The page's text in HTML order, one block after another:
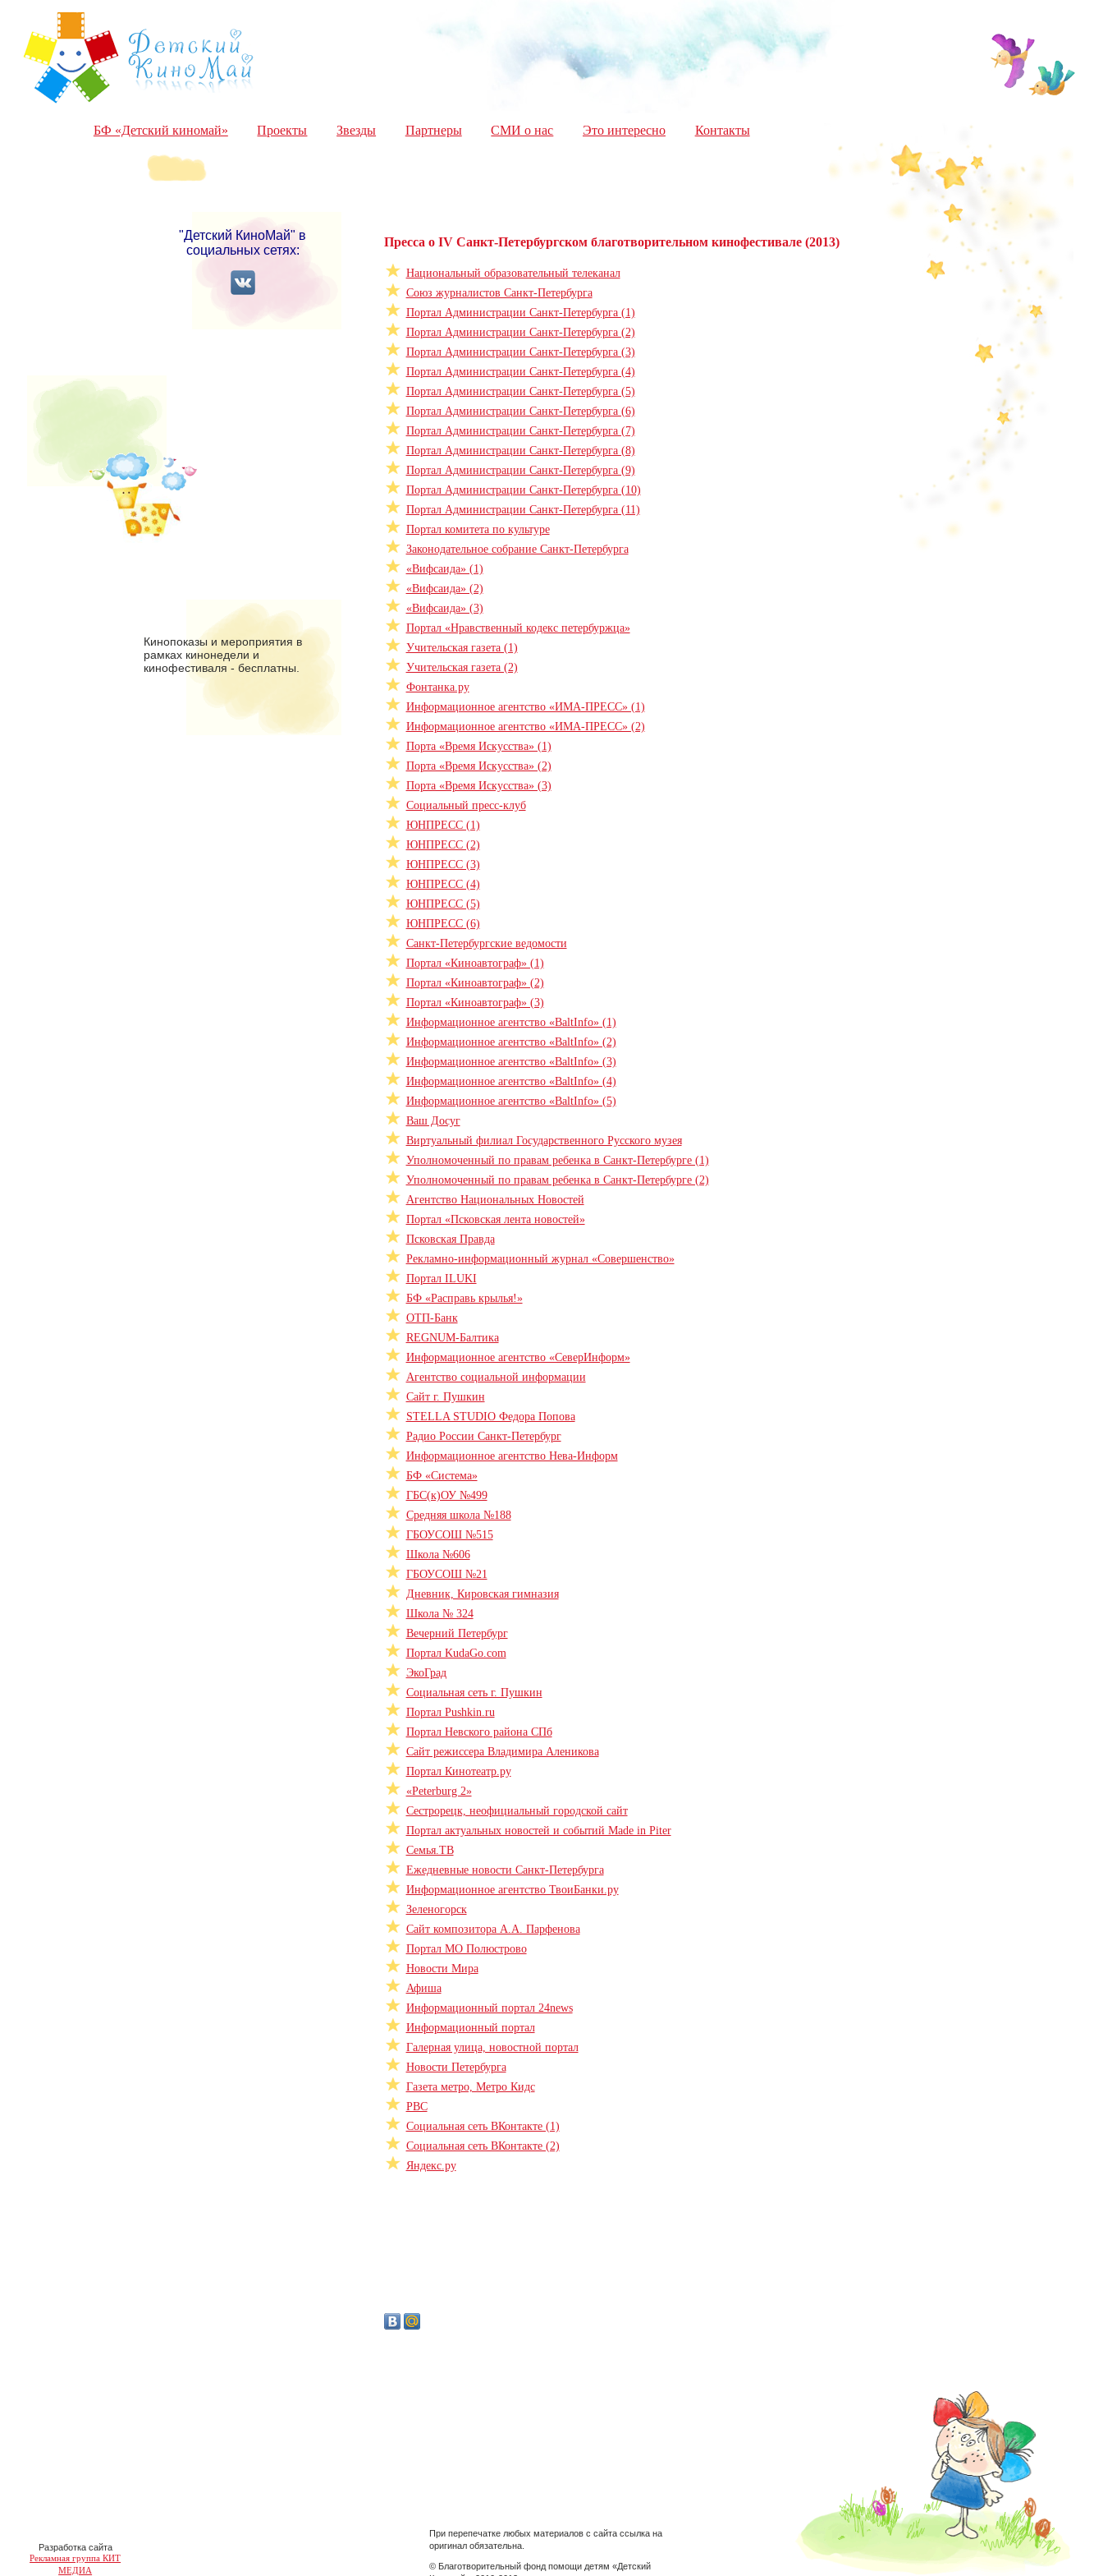
БФ «Детский киномай» Проекты Звезды Партнеры СМИ о нас Это интересно Контакты
"Детский КиноМай" в
социальных сетях:
Кинопоказы и мероприятия в
рамках кинонедели и
кинофестиваля - бесплатны.
Пресса о IV Санкт-Петербургском благотворительном кинофестивале (2013)
Национальный образовательный телеканал
Союз журналистов Санкт-Петербурга
Портал Администрации Санкт-Петербурга (1)
Портал Администрации Санкт-Петербурга (2)
Портал Администрации Санкт-Петербурга (3)
Портал Администрации Санкт-Петербурга (4)
Портал Администрации Санкт-Петербурга (5)
Портал Администрации Санкт-Петербурга (6)
Портал Администрации Санкт-Петербурга (7)
Портал Администрации Санкт-Петербурга (8)
Портал Администрации Санкт-Петербурга (9)
Портал Администрации Санкт-Петербурга (10)
Портал Администрации Санкт-Петербурга (11)
Портал комитета по культуре
Законодательное собрание Санкт-Петербурга
«Вифсаида» (1)
«Вифсаида» (2)
«Вифсаида» (3)
Портал «Нравственный кодекс петербуржца»
Учительская газета (1)
Учительская газета (2)
Фонтанка.ру
Информационное агентство «ИМА-ПРЕСС» (1)
Информационное агентство «ИМА-ПРЕСС» (2)
Порта «Время Искусства» (1)
Порта «Время Искусства» (2)
Порта «Время Искусства» (3)
Социальный пресс-клуб
ЮНПРЕСС (1)
ЮНПРЕСС (2)
ЮНПРЕСС (3)
ЮНПРЕСС (4)
ЮНПРЕСС (5)
ЮНПРЕСС (6)
Санкт-Петербургские ведомости
Портал «Киноавтограф» (1)
Портал «Киноавтограф» (2)
Портал «Киноавтограф» (3)
Информационное агентство «BaltInfo» (1)
Информационное агентство «BaltInfo» (2)
Информационное агентство «BaltInfo» (3)
Информационное агентство «BaltInfo» (4)
Информационное агентство «BaltInfo» (5)
Ваш Досуг
Виртуальный филиал Государственного Русского музея
Уполномоченный по правам ребенка в Санкт-Петербурге (1)
Уполномоченный по правам ребенка в Санкт-Петербурге (2)
Агентство Национальных Новостей
Портал «Псковская лента новостей»
Псковская Правда
Рекламно-информационный журнал «Совершенство»
Портал ILUKI
БФ «Расправь крылья!»
ОТП-Банк
REGNUM-Балтика
Информационное агентство «СеверИнформ»
Агентство социальной информации
Сайт г. Пушкин
STELLA STUDIO Федора Попова
Радио России Санкт-Петербург
Информационное агентство Нева-Информ
БФ «Система»
ГБС(к)ОУ №499
Средняя школа №188
ГБОУСОШ №515
Школа №606
ГБОУСОШ №21
Дневник, Кировская гимназия
Школа № 324
Вечерний Петербург
Портал KudaGo.com
ЭкоГрад
Социальная сеть г. Пушкин
Портал Pushkin.ru
Портал Невского района СПб
Сайт режиссера Владимира Аленикова
Портал Кинотеатр.ру
«Peterburg 2»
Сестрорецк, неофициальный городской сайт
Портал актуальных новостей и событий Made in Piter
Семья.ТВ
Ежедневные новости Санкт-Петербурга
Информационное агентство ТвоиБанки.ру
Зеленогорск
Сайт композитора А.А. Парфенова
Портал МО Полюстрово
Новости Мира
Афиша
Информационный портал 24news
Информационный портал
Галерная улица, новостной портал
Новости Петербурга
Газета метро, Метро Кидс
РВС
Социальная сеть ВКонтакте (1)
Социальная сеть ВКонтакте (2)
Яндекс.ру
Разработка сайта
Рекламная группа КИТ
МЕДИА
При перепечатке любых материалов с сайта ссылка на
оригинал обязательна.
© Благотворительный фонд помощи детям «Детский